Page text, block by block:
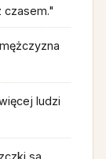
czasem."
ludzi
są